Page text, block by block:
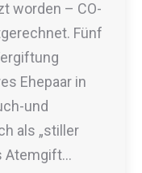
worden – CO-
Fünf
Ehepaar in
und
als „stiller
Atemgift…